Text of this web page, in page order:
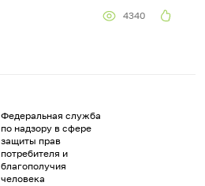
4340
Федеральная служба
по надзору в сфере
защиты прав
потребителя и
благополучия
человека